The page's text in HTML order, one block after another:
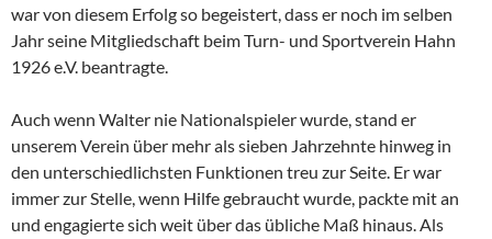
war von diesem Erfolg so begeistert, dass er noch im selben
Jahr seine Mitgliedschaft beim Turn- und Sportverein Hahn
1926 e.V. beantragte.
Auch wenn Walter nie Nationalspieler wurde, stand er
unserem Verein über mehr als sieben Jahrzehnte hinweg in
den unterschiedlichsten Funktionen treu zur Seite. Er war
immer zur Stelle, wenn Hilfe gebraucht wurde, packte mit an
und engagierte sich weit über das übliche Maß hinaus. Als